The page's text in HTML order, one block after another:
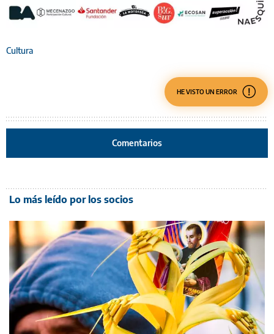
Cultura
HE VISTO UN ERROR
Comentarios
Lo más leído por los socios